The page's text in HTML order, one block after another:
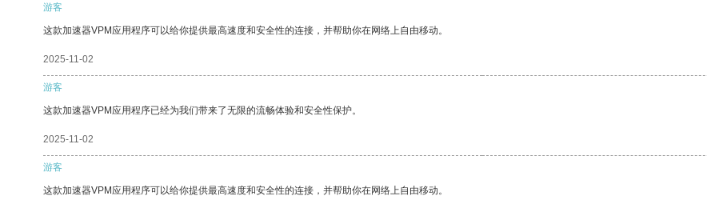
游客
这款加速器VPM应用程序可以给你提供最高速度和安全性的连接，并帮助你在网络上自由移动。
2025-11-02
游客
这款加速器VPM应用程序已经为我们带来了无限的流畅体验和安全性保护。
2025-11-02
游客
这款加速器VPM应用程序可以给你提供最高速度和安全性的连接，并帮助你在网络上自由移动。